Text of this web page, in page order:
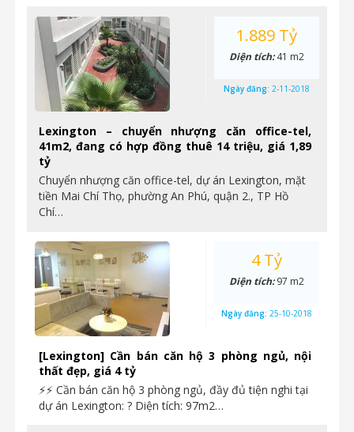
Lexington – chuyển nhượng căn office-tel,
41m2, đang có hợp đồng thuê 14 triệu, giá 1,89
tỷ
Chuyển nhượng căn office-tel, dự án Lexington, mặt
tiền Mai Chí Thọ, phường An Phú, quận 2., TP Hồ
Chí…
1.889 Tỷ
Diện tích:41 m2
Ngày đăng: 2-11-2018
[Lexington] Cần bán căn hộ 3 phòng ngủ, nội
thất đẹp, giá 4 tỷ
⚡⚡ Cần bán căn hộ 3 phòng ngủ, đầy đủ tiện nghi tại
dự án Lexington: ? Diện tích: 97m2…
4 Tỷ
Diện tích:97 m2
Ngày đăng: 25-10-2018